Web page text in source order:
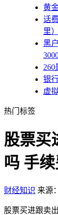
黄
话
里）
黑
银
虚
热门标签
股票买
吗 手
财经知识 来源
股票买进跟卖